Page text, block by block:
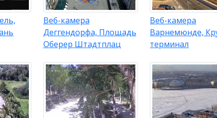
Веб-камера
Деггендорфа, Площадь
Оберер Штадтплац
Веб-камера
Варнемюнде,
терминал